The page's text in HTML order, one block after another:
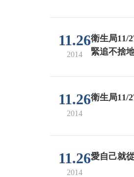
11.26
2014
衛生局11/
緊追不捨
11.26
2014
衛生局11/
11.26
2014
愛自己就